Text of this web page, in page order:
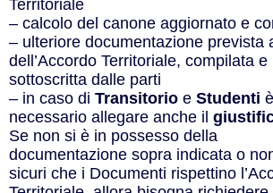
Territoriale
– calcolo del canone aggiornato e
– ulteriore documentazione prevista
dell’Accordo Territoriale, compilata e
sottoscritta dalle parti
– in caso di Transitorio e Studenti è
necessario allegare anche il
Se non si è in possesso della
documentazione sopra indicata o
sicuri che i Documenti rispettino